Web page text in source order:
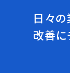
日々の
改善に